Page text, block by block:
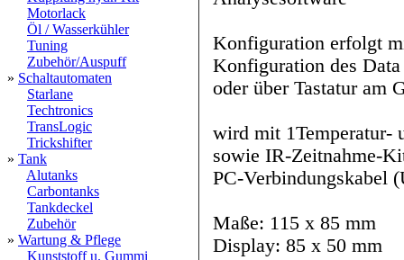
Motorlack
Öl / Wasserkühler
Tuning
Zubehör/Auspuff
» Schaltautomaten
Starlane
Techtronics
TransLogic
Trickshifter
» Tank
Alutanks
Carbontanks
Tankdeckel
Zubehör
» Wartung & Pflege
Kunststoff u. Gummi
Konfiguration erfolgt
Konfiguration des
oder über Tastatur am
wird mit 1Temperatur-
sowie IR-Zeitnahme-
PC-Verbindungskabel
Maße: 115 x 85 mm
Display: 85 x 50 mm